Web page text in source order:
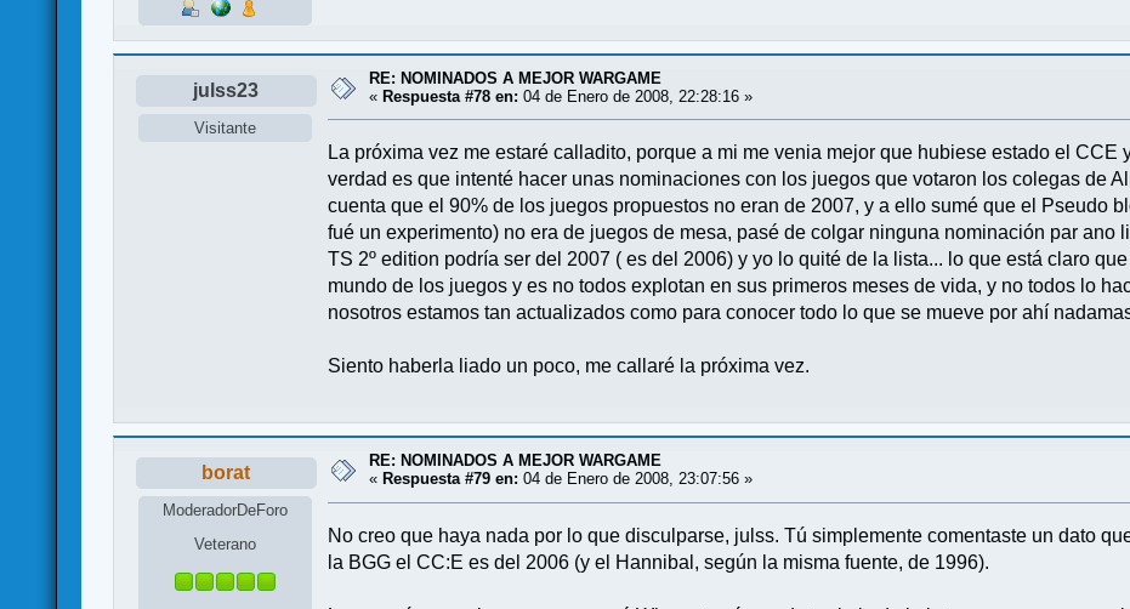
julss23
Visitante
RE: NOMINADOS A MEJOR WARGAME
« Respuesta #78 en: 04 de Enero de 2008, 22:28:16 »
La próxima vez me estaré calladito, porque a mi me venia mejor que hubiese estado el CCE
verdad es que intenté hacer unas nominaciones con los juegos que votaron los colegas de
cuenta que el 90% de los juegos propuestos no eran de 2007, y a ello sumé que el Pseudo
fué un experimento) no era de juegos de mesa, pasé de colgar ninguna nominación par ano
TS 2º edition podría ser del 2007 ( es del 2006) y yo lo quité de la lista... lo que está claro
mundo de los juegos y es no todos explotan en sus primeros meses de vida, y no todos lo
nosotros estamos tan actualizados como para conocer todo lo que se mueve por ahí
Siento haberla liado un poco, me callaré la próxima vez.
borat
ModeradorDeForo
Veterano
RE: NOMINADOS A MEJOR WARGAME
« Respuesta #79 en: 04 de Enero de 2008, 23:07:56 »
No creo que haya nada por lo que disculparse, julss. Tú simplemente comentaste un dato
la BGG el CC:E es del 2006 (y el Hannibal, según la misma fuente, de 1996).